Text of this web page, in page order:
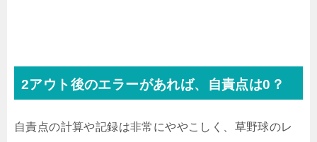
2アウト後のエラーがあれば、自責点は0？
自責点の計算や記録は非常にややこしく、草野球のレ